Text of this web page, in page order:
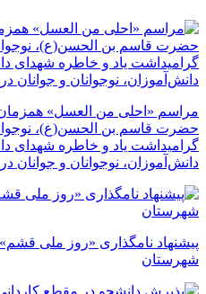
مراسم «احلی من العسل»
حضرت قاسم بن الحسن(ع)،
گرامیداشت یاد و خاطره شهدای
دانش‌آموزان، نوجوانان و
پیشنهاد نامگذاری «روز ملی
شهرستان